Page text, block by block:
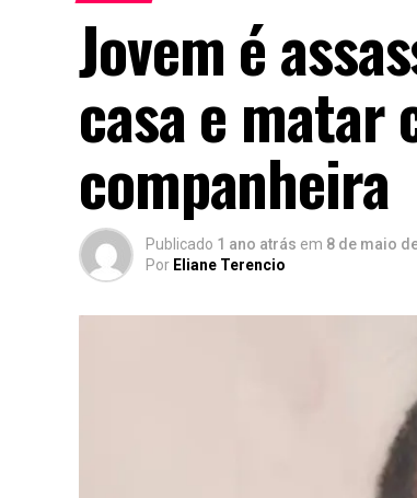
Jovem é
casa e matar
companheira
Publicado 1 ano atrás em 8 de maio
Por Eliane Terencio